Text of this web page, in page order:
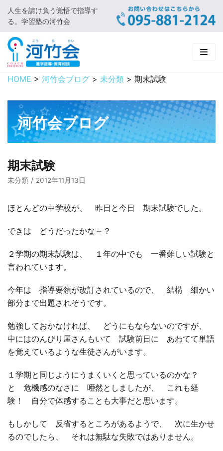
コ
ン
テ
ン
ツ
に
キ
プ
人生を請け負う覚悟で指導す
る。学習塾の河竹会
HOME
新着情報
□ お知らせ
河竹会について
□ 河竹会について
□ 小学部
実 績
HOME > 河竹会ブログ > 未分類 > 期末試験
河竹会ブログ
期末試験
未分類 2012年11月13日
ほとんどの中学校が、 昨日と今日 期末試験でした。
できは どうだったかな～？
２学期の期末試験は、 １年の中でも 一番難しい試験と
言われています。
今年は 指導要領が改訂されているので、 結構 細かい
部分まで出題されそうです。
勉強しておかなければ、 どうにもならないのですが、
中にはのんびり屋さんもいて 試験前日に あわてて単語
を覚えているような生徒さんがいます。
１学期と同じようにうまくいくと思っているのかな？
と 危機感のなさに 唖然としましたが、 これも経
験！ 自分で体感することも大事だと思います。
もしかして 反省するところがあるようで、 次に生かせ
るのでしたら、 それは無駄な失敗ではありません。